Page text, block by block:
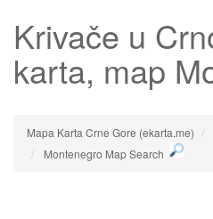
Krivače u
karta, map
Mapa Karta Crne Gore (ekarta.me)
Montenegro Map Search